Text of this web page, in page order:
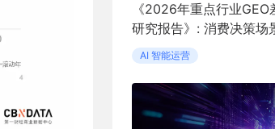
《2026年重点行业GEO
研究报告》: 消费决策场
AI 智能运营